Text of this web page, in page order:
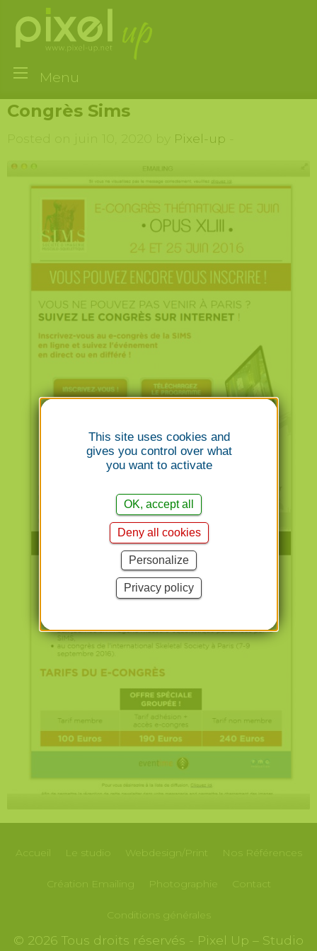
Menu
Congrès Sims
Pixel-up
Accueil Le studio Webdesign/Print Nos Références
Création Emailing Photographie Contact
Conditions générales
© 2026 Tous droits réservés - Pixel Up – Studio
This site uses cookies and
gives you control over what
you want to activate
OK, accept all
Deny all cookies
Personalize
Privacy policy